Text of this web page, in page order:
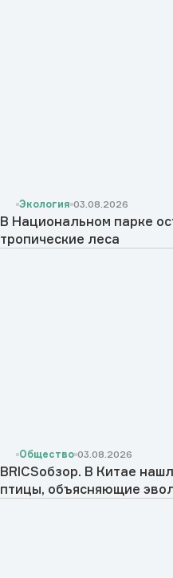
Экология 03.08.2026
В Национальном парке
тропические леса
Общество 03.08.2026
BRICSобзор. В Китае
птицы, объясняющие